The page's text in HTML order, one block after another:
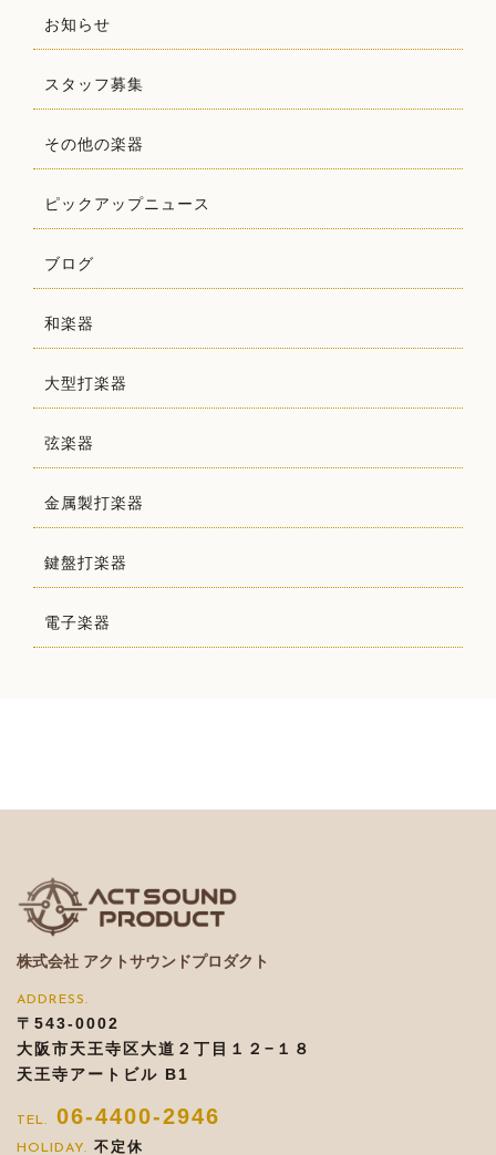
お知らせ
スタッフ募集
その他の楽器
ピックアップニュース
ブログ
和楽器
大型打楽器
弦楽器
金属製打楽器
鍵盤打楽器
電子楽器
株式会社 アクトサウンドプロダクト
〒543-0002
大阪市天王寺区大道２丁目１２−１８
天王寺アートビル B1
06-4400-2946
不定休